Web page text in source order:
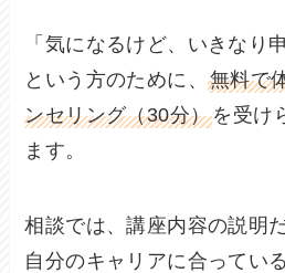
「気になるけど、いきなり
という方のために、無料で
ンセリング（30分）を受け
ます。
相談では、講座内容の説明
自分のキャリアに合ってい